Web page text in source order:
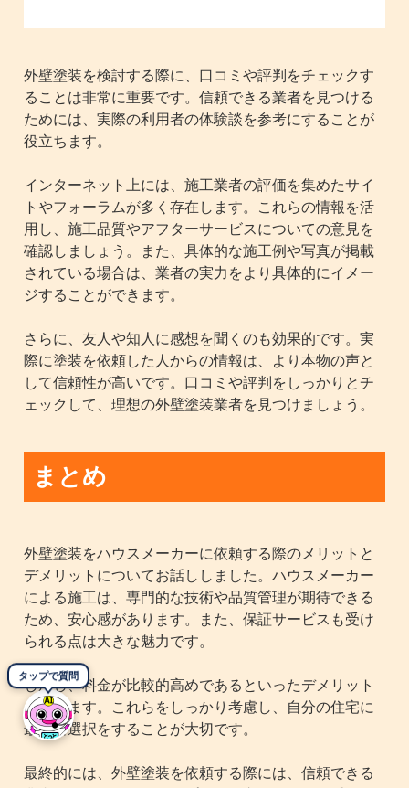
タップで質問
外壁塗装を検討する際に、口コミや評判をチェックす
ることは非常に重要です。信頼できる業者を見つける
ためには、実際の利用者の体験談を参考にすることが
役立ちます。
インターネット上には、施工業者の評価を集めたサイ
トやフォーラムが多く存在します。これらの情報を活
用し、施工品質やアフターサービスについての意見を
確認しましょう。また、具体的な施工例や写真が掲載
されている場合は、業者の実力をより具体的にイメー
ジすることができます。
さらに、友人や知人に感想を聞くのも効果的です。実
際に塗装を依頼した人からの情報は、より本物の声と
して信頼性が高いです。口コミや評判をしっかりとチ
ェックして、理想の外壁塗装業者を見つけましょう。
まとめ
外壁塗装をハウスメーカーに依頼する際のメリットと
デメリットについてお話ししました。ハウスメーカー
による施工は、専門的な技術や品質管理が期待できる
ため、安心感があります。また、保証サービスも受け
られる点は大きな魅力です。
しかし、料金が比較的高めであるといったデメリット
もあります。これらをしっかり考慮し、自分の住宅に
最適な選択をすることが大切です。
最終的には、外壁塗装を依頼する際には、信頼できる